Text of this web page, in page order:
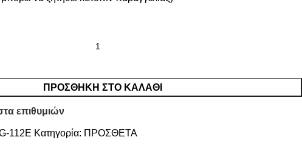
ΠΡΟΣΘΉΚΗ ΣΤΟ ΚΑΛΆΘΙ
επιθυμιών
112E Κατηγορία: ΠΡΟΣΘΕΤΑ